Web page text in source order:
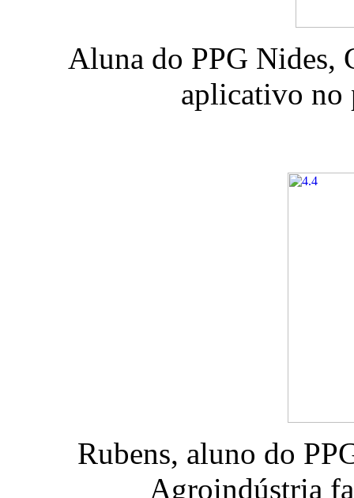
Aluna do PPG Nides,
aplicativo no
Rubens, aluno do
Agroindústria